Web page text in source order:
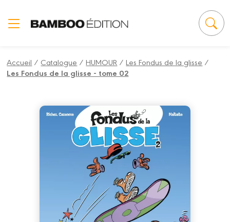
Accueil / Catalogue /HUMOUR /Les Fondus de la glisse /
Les Fondus de la glisse - tome 02